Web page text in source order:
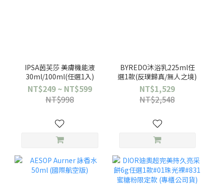
IPSA茵芙莎 美膚機能液
30ml/100ml(任選1入)
NT$249 ~ NT$599
NT$998
BYREDO沐浴乳225ml任
選1款(反璞歸真/無人之境)
NT$1,529
NT$2,548